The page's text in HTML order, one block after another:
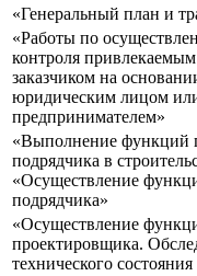
«Генеральный план и
«Работы по
контроля
заказчиком на
юридическим лицом
предпринимателем»
«Выполнение функций
подрядчика в
«Осуществление
подрядчика»
«Осуществление
проектировщика.
технического